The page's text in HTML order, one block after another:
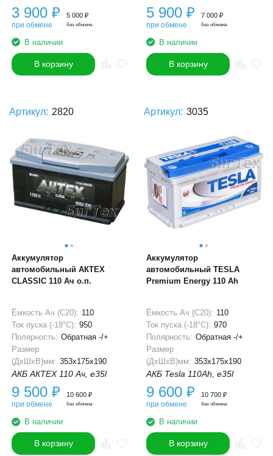
3 900 ₽
при обмене
5 000 ₽
без обмена
В наличии
В корзину
5 900 ₽
при обмене
7 000 ₽
без обмена
В наличии
В корзину
Артикул: 2820
Аккумулятор
автомобильный АКТЕХ
CLASSIC 110 Ач о.п.
Ёмкость Ач (С20): 110
Ток пуска (-18°С): 950
Полярность: Обратная -/+
Размер
(ДхШхВ)мм: 353x175x190
АКБ АКТЕХ 110 Ач, e35l
9 500 ₽
при обмене
10 600 ₽
без обмена
В наличии
В корзину
Артикул: 3035
Аккумулятор
автомобильный TESLA
Premium Energy 110 Ah
Ёмкость Ач (С20): 110
Ток пуска (-18°С): 970
Полярность: Обратная -/+
Размер
(ДхШхВ)мм: 353x175x190
АКБ Tesla 110Ah, e35l
9 600 ₽
при обмене
10 700 ₽
без обмена
В наличии
В корзину